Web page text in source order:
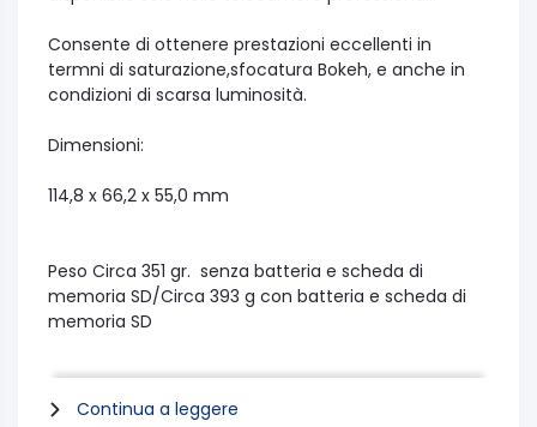
Consente di ottenere prestazioni eccellenti in
termni di saturazione,sfocatura Bokeh, e anche in
condizioni di scarsa luminosità.
Dimensioni:
114,8 x 66,2 x 55,0 mm
Peso Circa 351 gr. senza batteria e scheda di
memoria SD/Circa 393 g con batteria e scheda di
memoria SD
Continua a leggere